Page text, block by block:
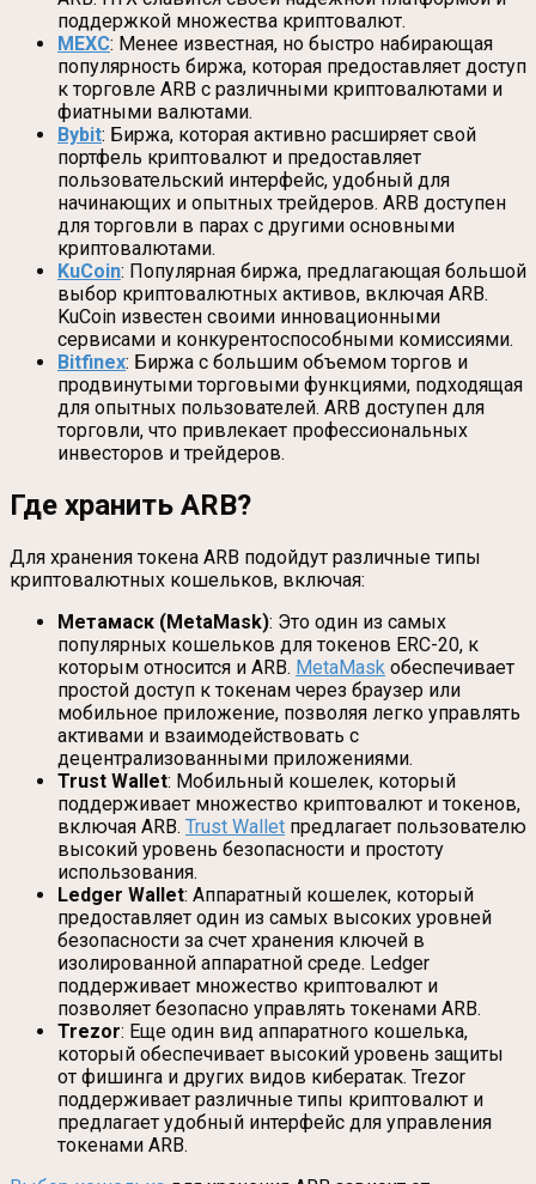
поддержкой множества криптовалют.
MEXC: Менее известная, но быстро набирающая
популярность биржа, которая предоставляет доступ
к торговле ARB с различными криптовалютами и
фиатными валютами.
Bybit: Биржа, которая активно расширяет свой
портфель криптовалют и предоставляет
пользовательский интерфейс, удобный для
начинающих и опытных трейдеров. ARB доступен
для торговли в парах с другими основными
криптовалютами.
KuCoin: Популярная биржа, предлагающая большой
выбор криптовалютных активов, включая ARB.
KuCoin известен своими инновационными
сервисами и конкурентоспособными комиссиями.
Bitfinex: Биржа с большим объемом торгов и
продвинутыми торговыми функциями, подходящая
для опытных пользователей. ARB доступен для
торговли, что привлекает профессиональных
инвесторов и трейдеров.
Где хранить ARB?
Для хранения токена ARB подойдут различные типы
криптовалютных кошельков, включая:
Метамаск (MetaMask): Это один из самых
популярных кошельков для токенов ERC-20, к
которым относится и ARB. MetaMask обеспечивает
простой доступ к токенам через браузер или
мобильное приложение, позволяя легко управлять
активами и взаимодействовать с
децентрализованными приложениями.
Trust Wallet: Мобильный кошелек, который
поддерживает множество криптовалют и токенов,
включая ARB. Trust Wallet предлагает пользователю
высокий уровень безопасности и простоту
использования.
Ledger Wallet: Аппаратный кошелек, который
предоставляет один из самых высоких уровней
безопасности за счет хранения ключей в
изолированной аппаратной среде. Ledger
поддерживает множество криптовалют и
позволяет безопасно управлять токенами ARB.
Trezor: Еще один вид аппаратного кошелька,
который обеспечивает высокий уровень защиты
от фишинга и других видов кибератак. Trezor
поддерживает различные типы криптовалют и
предлагает удобный интерфейс для управления
токенами ARB.